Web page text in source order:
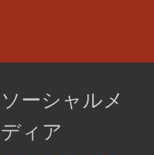
ソーシャルメ
ディア